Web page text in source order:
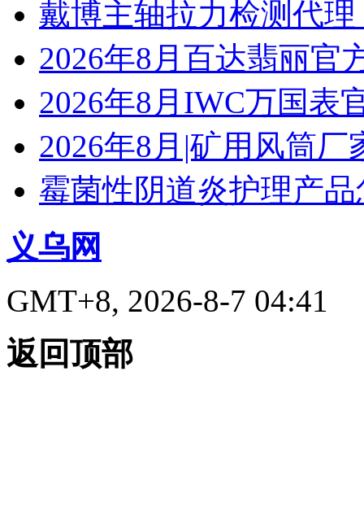
戴博主轴拉力检测代
2026年8月百达翡丽官
2026年8月IWC万国表
2026年8月|矿用风筒厂
霉菌性阴道炎护理产
义乌网
GMT+8, 2026-8-7 04:41
返回顶部